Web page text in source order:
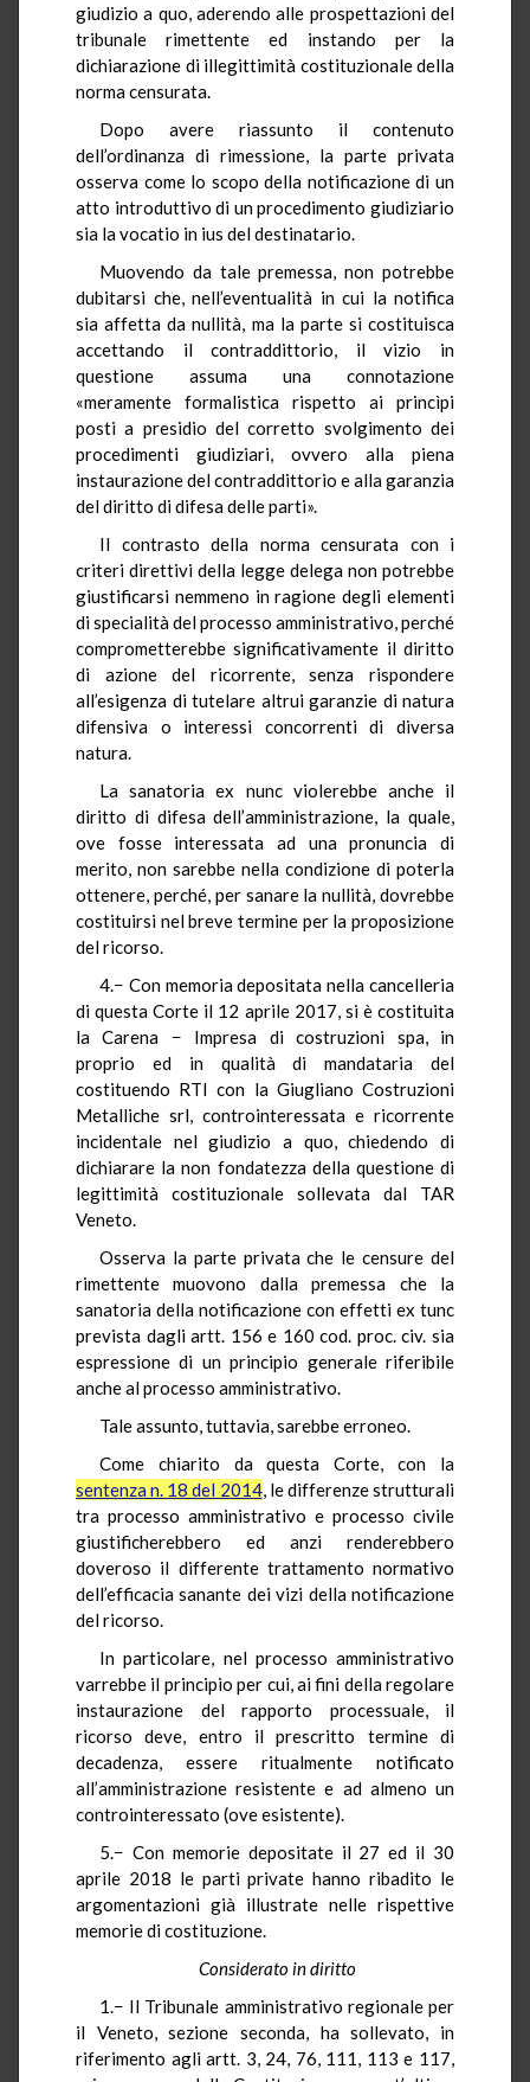
giudizio a quo, aderendo alle prospettazioni del
tribunale rimettente ed instando per la
dichiarazione di illegittimità costituzionale della
norma censurata.
Dopo avere riassunto il contenuto
dell’ordinanza di rimessione, la parte privata
osserva come lo scopo della notificazione di un
atto introduttivo di un procedimento giudiziario
sia la vocatio in ius del destinatario.
Muovendo da tale premessa, non potrebbe
dubitarsi che, nell’eventualità in cui la notifica
sia affetta da nullità, ma la parte si costituisca
accettando il contraddittorio, il vizio in
questione assuma una connotazione
«meramente formalistica rispetto ai princìpi
posti a presidio del corretto svolgimento dei
procedimenti giudiziari, ovvero alla piena
instaurazione del contraddittorio e alla garanzia
del diritto di difesa delle parti».
Il contrasto della norma censurata con i
criteri direttivi della legge delega non potrebbe
giustificarsi nemmeno in ragione degli elementi
di specialità del processo amministrativo, perché
comprometterebbe significativamente il diritto
di azione del ricorrente, senza rispondere
all’esigenza di tutelare altrui garanzie di natura
difensiva o interessi concorrenti di diversa
natura.
La sanatoria ex nunc violerebbe anche il
diritto di difesa dell’amministrazione, la quale,
ove fosse interessata ad una pronuncia di
merito, non sarebbe nella condizione di poterla
ottenere, perché, per sanare la nullità, dovrebbe
costituirsi nel breve termine per la proposizione
del ricorso.
4.− Con memoria depositata nella cancelleria
di questa Corte il 12 aprile 2017, si è costituita
la Carena − Impresa di costruzioni spa, in
proprio ed in qualità di mandataria del
costituendo RTI con la Giugliano Costruzioni
Metalliche srl, controinteressata e ricorrente
incidentale nel giudizio a quo, chiedendo di
dichiarare la non fondatezza della questione di
legittimità costituzionale sollevata dal TAR
Veneto.
Osserva la parte privata che le censure del
rimettente muovono dalla premessa che la
sanatoria della notificazione con effetti ex tunc
prevista dagli artt. 156 e 160 cod. proc. civ. sia
espressione di un principio generale riferibile
anche al processo amministrativo.
Tale assunto, tuttavia, sarebbe erroneo.
Come chiarito da questa Corte, con la
sentenza n. 18 del 2014, le differenze strutturali
tra processo amministrativo e processo civile
giustificherebbero ed anzi renderebbero
doveroso il differente trattamento normativo
dell’efficacia sanante dei vizi della notificazione
del ricorso.
In particolare, nel processo amministrativo
varrebbe il principio per cui, ai fini della regolare
instaurazione del rapporto processuale, il
ricorso deve, entro il prescritto termine di
decadenza, essere ritualmente notificato
all’amministrazione resistente e ad almeno un
controinteressato (ove esistente).
5.− Con memorie depositate il 27 ed il 30
aprile 2018 le parti private hanno ribadito le
argomentazioni già illustrate nelle rispettive
memorie di costituzione.
Considerato in diritto
1.− Il Tribunale amministrativo regionale per
il Veneto, sezione seconda, ha sollevato, in
riferimento agli artt. 3, 24, 76, 111, 113 e 117,